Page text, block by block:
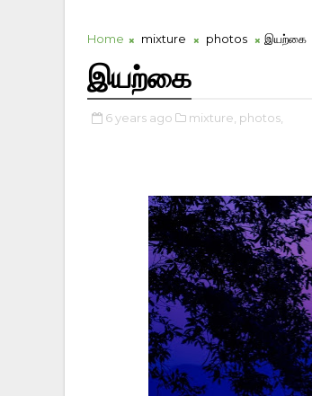
Home mixture photos இயற்கை
இயற்கை
6 years ago mixture, photos,